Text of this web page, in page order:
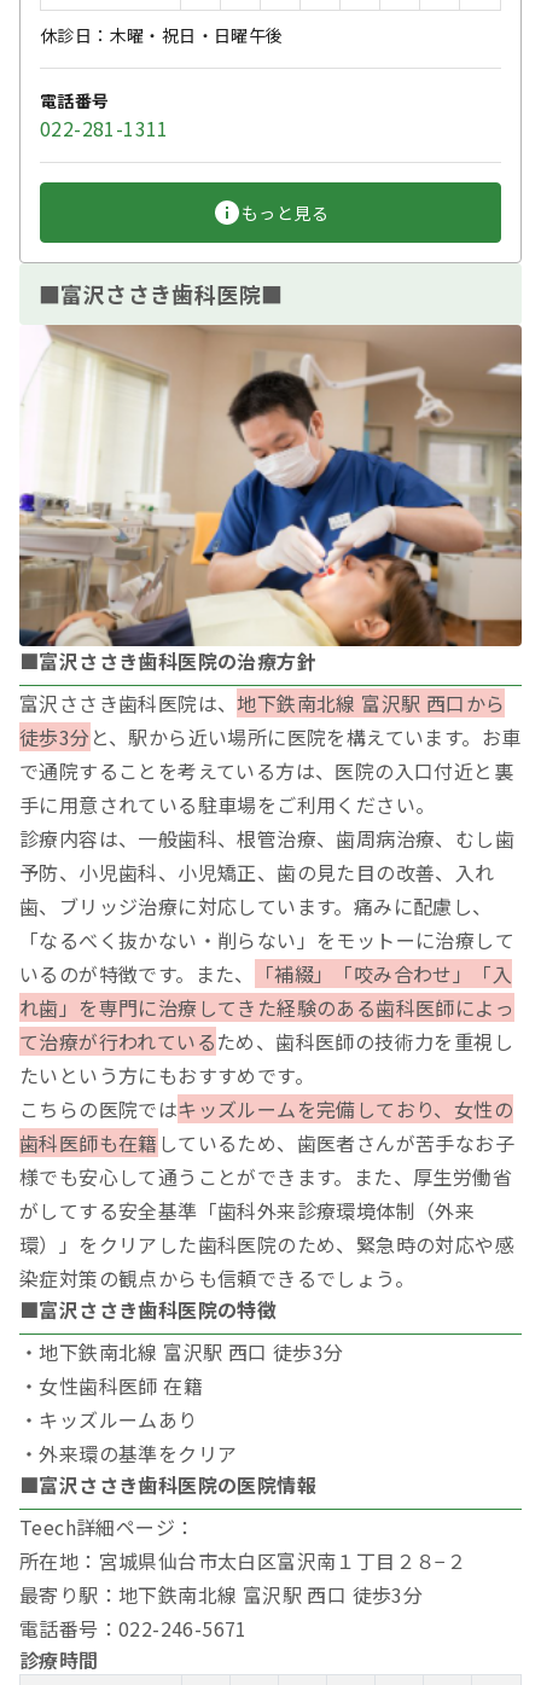
休診日：木曜・祝日・日曜午後
電話番号
022-281-1311
もっと見る
■富沢ささき歯科医院■
■富沢ささき歯科医院の治療方針
富沢ささき歯科医院は、地下鉄南北線 富沢駅 西口から
徒歩3分と、駅から近い場所に医院を構えています。お車
で通院することを考えている方は、医院の入口付近と裏
手に用意されている駐車場をご利用ください。
診療内容は、一般歯科、根管治療、歯周病治療、むし歯
予防、小児歯科、小児矯正、歯の見た目の改善、入れ
歯、ブリッジ治療に対応しています。痛みに配慮し、
「なるべく抜かない・削らない」をモットーに治療して
いるのが特徴です。また、
「補綴」「咬み合わせ」「入
れ歯」を専門に治療してきた経験のある歯科医師によっ
て治療が行われているため、歯科医師の技術力を重視し
たいという方にもおすすめです。
こちらの医院ではキッズルームを完備しており、女性の
歯科医師も在籍 しているため、歯医者さんが苦手なお子
様でも安心して通うことができます。また、厚生労働省
がしてする安全基準「歯科外来診療環境体制（外来
環）」をクリアした歯科医院のため、緊急時の対応や感
染症対策の観点からも信頼できるでしょう。
■富沢ささき歯科医院の特徴
・地下鉄南北線 富沢駅 西口 徒歩3分
・女性歯科医師 在籍
・キッズルームあり
・外来環の基準をクリア
■富沢ささき歯科医院の医院情報
Teech詳細ページ：
所在地：宮城県仙台市太白区富沢南１丁目２８−２
最寄り駅：地下鉄南北線 富沢駅 西口 徒歩3分
電話番号：022-246-5671
診療時間